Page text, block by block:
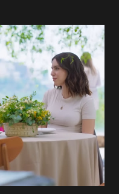
homem que realmente
todas as suas energias a
e se orgulhando de
na
muito alegre, é
criativa e
ótima amiga. Pode ser
decide fazer algo.
é inseminada por eng...